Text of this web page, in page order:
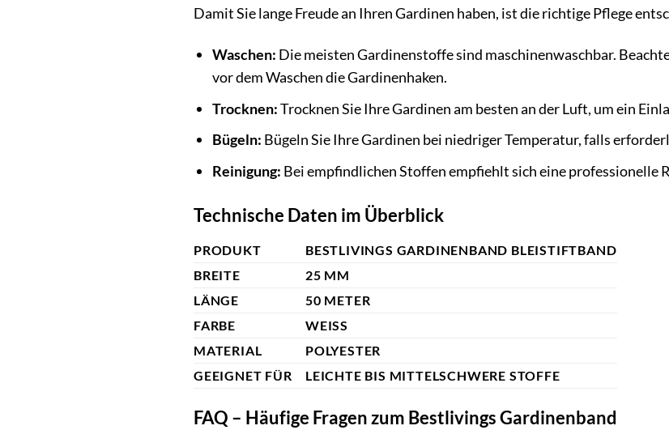
Damit Sie lange Freude an Ihren Gardinen haben, ist die richtige Pflege
Waschen: Die meisten Gardinenstoffe sind maschinenwaschbar.
vor dem Waschen die Gardinenhaken.
Trocknen:Trocknen Sie Ihre Gardinen am besten an der Luft, um ein
Bügeln: Bügeln Sie Ihre Gardinen bei niedriger Temperatur, falls
Reinigung: Bei empfindlichen Stoffen empfiehlt sich eine professionelle
Technische Daten im Überblick
PRODUKT
BESTLIVINGS GARDINENBAND BLEISTIFTBAND
BREITE
25 MM
LÄNGE
50 METER
FARBE
WEISS
MATERIAL
POLYESTER
GEEIGNET FÜR
LEICHTE BIS MITTELSCHWERE STOFFE
FAQ – Häufige Fragen zum Bestlivings Gardinenband